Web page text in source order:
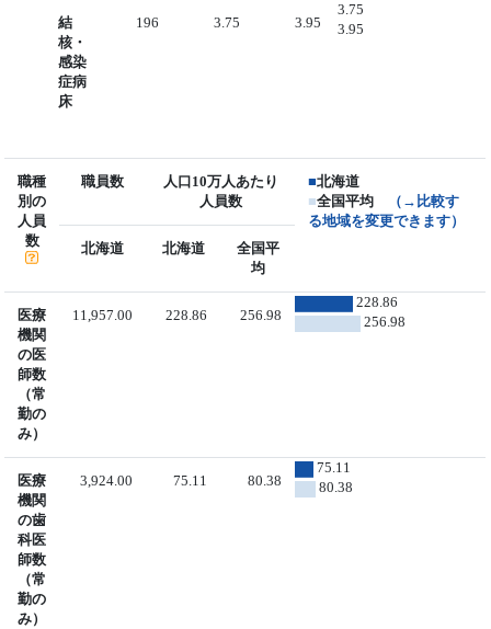
結
核・
感染
症病
床
196 3.75 3.95
3.75
3.95
職種
別の
人員
数
職員数
人口10万人あたり
人員数
■北海道
■全国平均
（→比較す
る地域を変更できます）
北海道
北海道
全国平
均
医療
機関
の医
師数
（常
勤の
み）
11,957.00 228.86 256.98
228.86
256.98
医療
機関
の歯
科医
師数
（常
勤の
み）
3,924.00 75.11 80.38
75.11
80.38